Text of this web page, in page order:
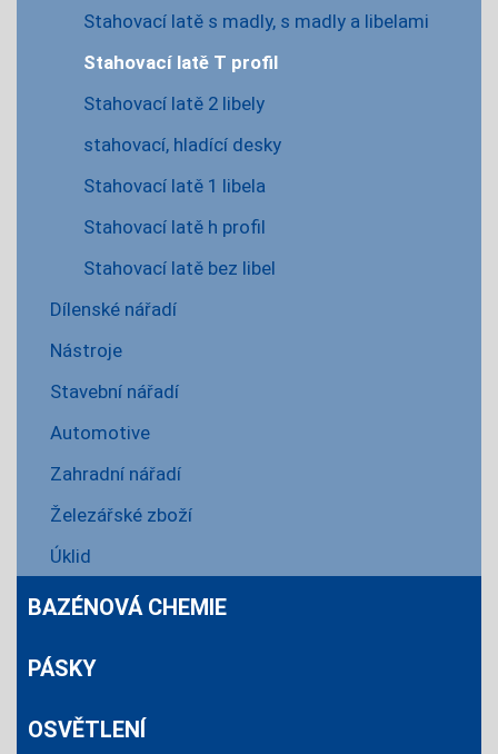
Stahovací latě s madly, s madly a libelami
Stahovací latě T profil
Stahovací latě 2 libely
stahovací, hladící desky
Stahovací latě 1 libela
Stahovací latě h profil
Stahovací latě bez libel
Dílenské nářadí
Nástroje
Stavební nářadí
Automotive
Zahradní nářadí
Železářské zboží
Úklid
BAZÉNOVÁ CHEMIE
PÁSKY
OSVĚTLENÍ